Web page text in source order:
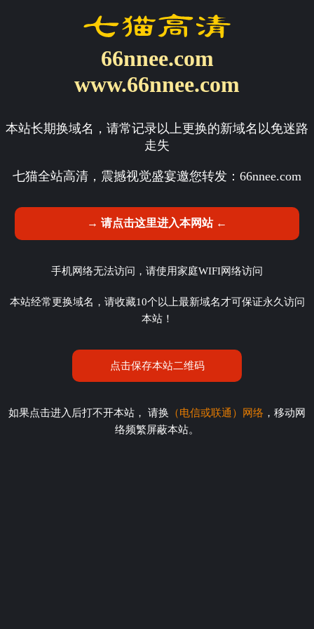
66nnee.com
www.66nnee.com
本站长期换域名，请常记录以上更换的新域名以免迷路
走失
七猫全站高清，震撼视觉盛宴邀您转发： 66nnee.com
→ 请点击这里进入本网站 ←
手机网络无法访问，请使用家庭WIFI网络访问
本站经常更换域名，请收藏10个以上最新域名才可保证永久访问
本站！
点击保存本站二维码
如果点击进入后打不开本站， 请换 （电信或联通）网络 ，移动网
络频繁屏蔽本站。